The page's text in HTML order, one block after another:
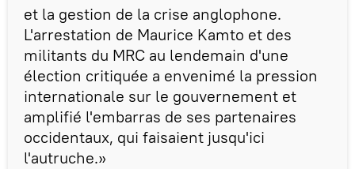
et la gestion de la crise anglophone.
L'arrestation de Maurice Kamto et des
militants du MRC au lendemain d'une
élection critiquée a envenimé la pression
internationale sur le gouvernement et
amplifié l'embarras de ses partenaires
occidentaux, qui faisaient jusqu'ici
l'autruche.»